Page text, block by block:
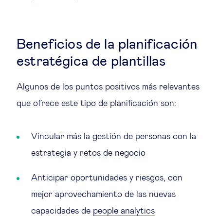
Beneficios de la planificación
estratégica de plantillas
Algunos de los puntos positivos más relevantes
que ofrece este tipo de planificación son:
Vincular más la gestión de personas con la
estrategia y retos de negocio
Anticipar oportunidades y riesgos, con
mejor aprovechamiento de las nuevas
capacidades de people analytics